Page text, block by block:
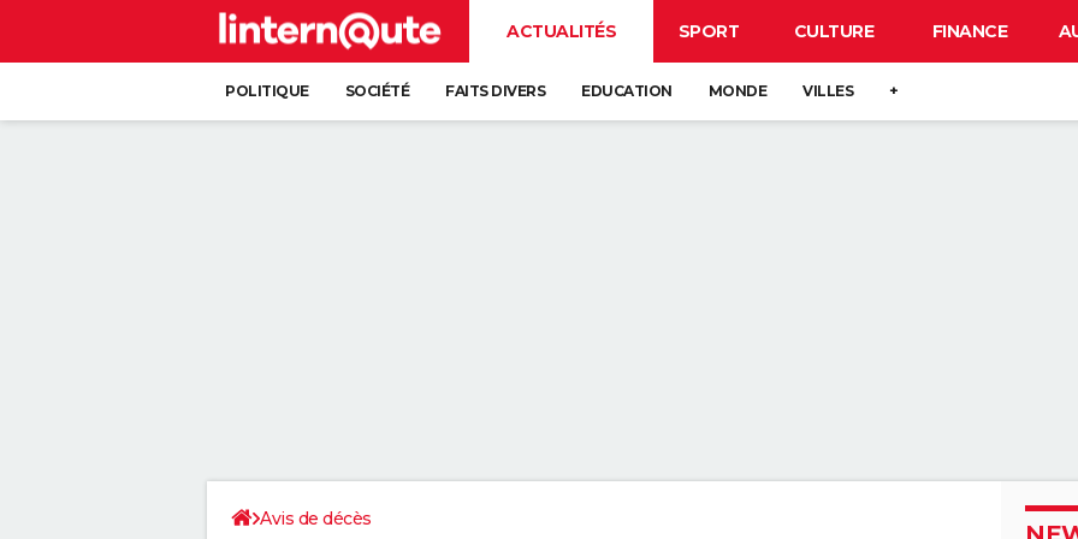
ACTUALITÉS SPORT CULTURE FINANCE
POLITIQUE SOCIÉTÉ FAITS DIVERS EDUCATION MONDE VILLES +
Avis de décès